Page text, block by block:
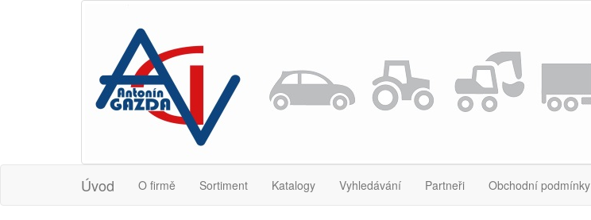
Úvod O firmě Sortiment Katalogy Vyhledávání Partneři Obchodní podmínky